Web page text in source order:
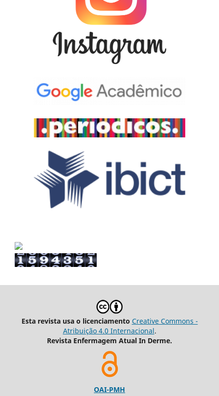
Esta revista usa o licenciamento Creative Commons -
Atribuição 4.0 Internacional.
Revista Enfermagem Atual In Derme.
OAI-PMH